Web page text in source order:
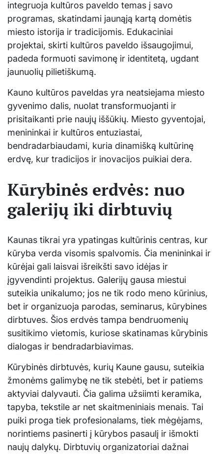
integruoja kultūros paveldo temas į savo
programas, skatindami jaunąją kartą domėtis
miesto istorija ir tradicijomis. Edukaciniai
projektai, skirti kultūros paveldo išsaugojimui,
padeda formuoti savimonę ir identitetą, ugdant
jaunuolių pilietiškumą.
Kauno kultūros paveldas yra neatsiejama miesto
gyvenimo dalis, nuolat transformuojanti ir
prisitaikanti prie naujų iššūkių. Miesto gyventojai,
menininkai ir kultūros entuziastai,
bendradarbiaudami, kuria dinamišką kultūrinę
erdvę, kur tradicijos ir inovacijos puikiai dera.
Kūrybinės erdvės: nuo
galerijų iki dirbtuvių
Kaunas tikrai yra ypatingas kultūrinis centras, kur
kūryba verda visomis spalvomis. Čia menininkai ir
kūrėjai gali laisvai išreikšti savo idėjas ir
įgyvendinti projektus. Galerijų gausa miestui
suteikia unikalumo; jos ne tik rodo meno kūrinius,
bet ir organizuoja parodas, seminarus, kūrybines
dirbtuves. Šios erdvės tampa bendruomenių
susitikimo vietomis, kuriose skatinamas kūrybinis
dialogas ir bendradarbiavimas.
Kūrybinės dirbtuvės, kurių Kaune gausu, suteikia
žmonėms galimybę ne tik stebėti, bet ir patiems
aktyviai dalyvauti. Čia galima užsiimti keramika,
tapyba, tekstile ar net skaitmeniniais menais. Tai
puiki proga tiek profesionalams, tiek mėgėjams,
norintiems pasinerti į kūrybos pasaulį ir išmokti
naujų dalykų. Dirbtuvių organizatoriai dažnai